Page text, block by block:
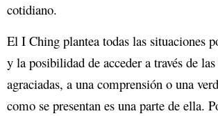
cotidiano.
El I Ching plantea todas las situaciones
y la posibilidad de acceder a través de
agraciadas, a una comprensión o una
como se presentan es una parte de ella.